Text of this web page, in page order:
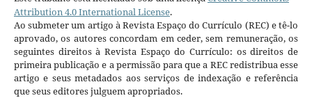
Attribution 4.0 International License.
Ao submeter um artigo à Revista Espaço do Currículo (REC) e tê-lo
aprovado, os autores concordam em ceder, sem remuneração, os
seguintes direitos à Revista Espaço do Currículo: os direitos de
primeira publicação e a permissão para que a REC redistribua esse
artigo e seus metadados aos serviços de indexação e referência
que seus editores julguem apropriados.